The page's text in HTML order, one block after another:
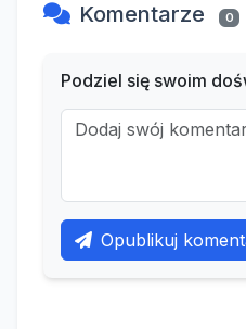
Komentarze 0
Podziel się swoim
Opublikuj